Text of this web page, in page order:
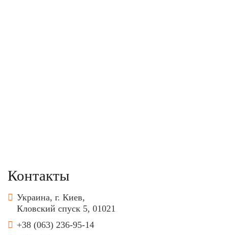
Контакты
Украина, г. Киев,
Кловский спуск 5, 01021
+38 (063) 236-95-14